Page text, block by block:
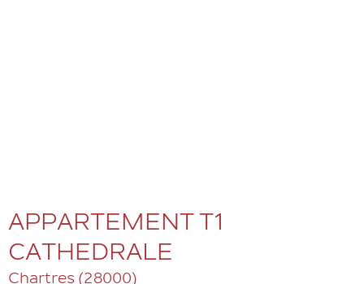
APPARTEMENT T1
CATHEDRALE
Chartres (28000)